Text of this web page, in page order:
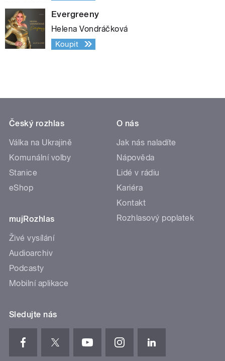
Evergreeny
Helena Vondráčková
Koupit
Český rozhlas
Válka na Ukrajině
Komunální volby
Stanice
eShop
mujRozhlas
Živé vysílání
Audioarchiv
Podcasty
Mobilní aplikace
O nás
Jak nás naladíte
Nápověda
Lidé v rádiu
Kariéra
Kontakt
Rozhlasový poplatek
Sledujte nás